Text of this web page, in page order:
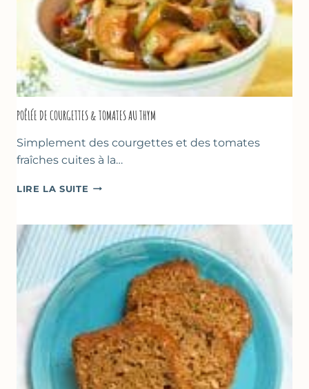
POÊLÉE DE COURGETTES & TOMATES AU THYM
Simplement des courgettes et des tomates
fraîches cuites à la…
LIRE LA SUITE POÊLÉE
&
TOMATES
AU
THYM